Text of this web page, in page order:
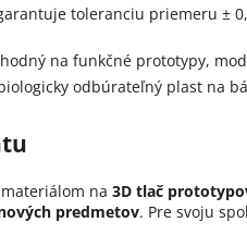
toleranciu priemeru ±
na funkčné prototypy,
odbúrateľný plast na
na 3D tlač
predmetov. Pre svoju